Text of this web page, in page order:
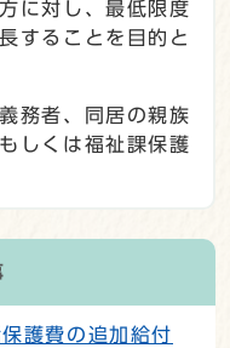
に対し、最低限度
することを目的と
務者、同居の親族
しくは福祉課保護
護費の追加給付